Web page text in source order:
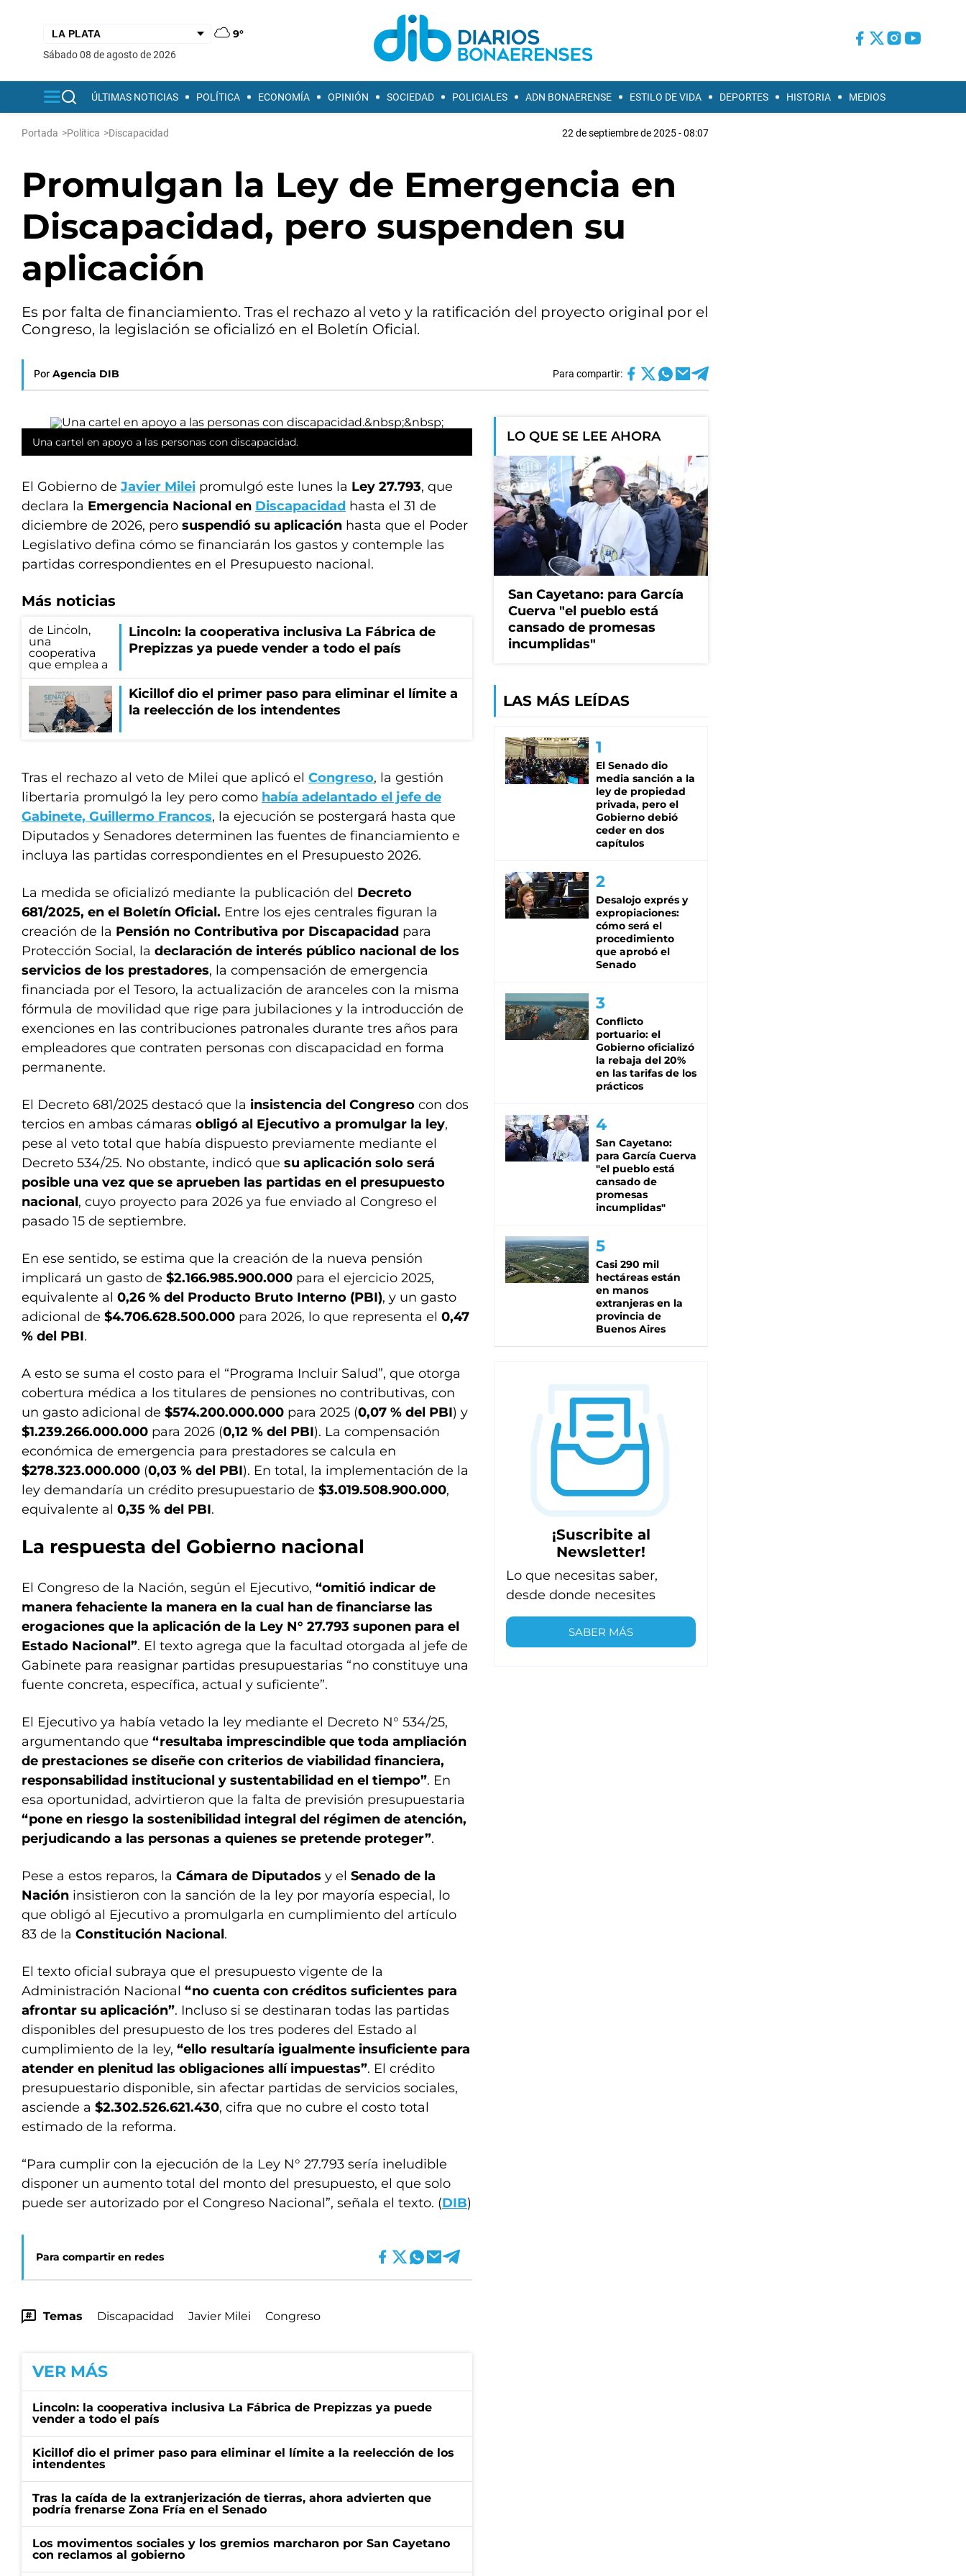
9°
sábado 08 de agosto de 2026
ÚLTIMAS NOTICIAS POLÍTICA ECONOMÍA OPINIÓN SOCIEDAD POLICIALES ADN BONAERENSE ESTILO DE VIDA DEPORTES HISTORIA MEDIOS
Portada >Política >Discapacidad 22 de septiembre de 2025 - 08:07
Promulgan la Ley de Emergencia en
Discapacidad, pero suspenden su
aplicación
Es por falta de financiamiento. Tras el rechazo al veto y la ratificación del proyecto original por el
Congreso, la legislación se oficializó en el Boletín Oficial.
Por Agencia DIB Para compartir:
Una cartel en apoyo a las personas con discapacidad.
El Gobierno de Javier Milei promulgó este lunes la Ley 27.793, que
declara la Emergencia Nacional en Discapacidad hasta el 31 de
diciembre de 2026, pero suspendió su aplicación hasta que el Poder
Legislativo defina cómo se financiarán los gastos y contemple las
partidas correspondientes en el Presupuesto nacional.
Más noticias
Lincoln: la cooperativa inclusiva La Fábrica de
Prepizzas ya puede vender a todo el país
Kicillof dio el primer paso para eliminar el límite a
la reelección de los intendentes
Tras el rechazo al veto de Milei que aplicó el Congreso, la gestión
libertaria promulgó la ley pero como había adelantado el jefe de
Gabinete, Guillermo Francos, la ejecución se postergará hasta que
Diputados y Senadores determinen las fuentes de financiamiento e
incluya las partidas correspondientes en el Presupuesto 2026.
La medida se oficializó mediante la publicación del Decreto
681/2025, en el Boletín Oficial. Entre los ejes centrales figuran la
creación de la Pensión no Contributiva por Discapacidad para
Protección Social, la declaración de interés público nacional de los
servicios de los prestadores, la compensación de emergencia
financiada por el Tesoro, la actualización de aranceles con la misma
fórmula de movilidad que rige para jubilaciones y la introducción de
exenciones en las contribuciones patronales durante tres años para
empleadores que contraten personas con discapacidad en forma
permanente.
El Decreto 681/2025 destacó que la insistencia del Congreso con dos
tercios en ambas cámaras obligó al Ejecutivo a promulgar la ley,
pese al veto total que había dispuesto previamente mediante el
Decreto 534/25. No obstante, indicó que su aplicación solo será
posible una vez que se aprueben las partidas en el presupuesto
nacional, cuyo proyecto para 2026 ya fue enviado al Congreso el
pasado 15 de septiembre.
En ese sentido, se estima que la creación de la nueva pensión
implicará un gasto de $2.166.985.900.000 para el ejercicio 2025,
equivalente al 0,26 % del Producto Bruto Interno (PBI), y un gasto
adicional de $4.706.628.500.000 para 2026, lo que representa el 0,47
% del PBI.
A esto se suma el costo para el “Programa Incluir Salud”, que otorga
cobertura médica a los titulares de pensiones no contributivas, con
un gasto adicional de $574.200.000.000 para 2025 (0,07 % del PBI) y
$1.239.266.000.000 para 2026 (0,12 % del PBI). La compensación
económica de emergencia para prestadores se calcula en
$278.323.000.000 (0,03 % del PBI). En total, la implementación de la
ley demandaría un crédito presupuestario de $3.019.508.900.000,
equivalente al 0,35 % del PBI.
La respuesta del Gobierno nacional
El Congreso de la Nación, según el Ejecutivo, “omitió indicar de
manera fehaciente la manera en la cual han de financiarse las
erogaciones que la aplicación de la Ley N° 27.793 suponen para el
Estado Nacional”. El texto agrega que la facultad otorgada al jefe de
Gabinete para reasignar partidas presupuestarias “no constituye una
fuente concreta, específica, actual y suficiente”.
El Ejecutivo ya había vetado la ley mediante el Decreto N° 534/25,
argumentando que “resultaba imprescindible que toda ampliación
de prestaciones se diseñe con criterios de viabilidad financiera,
responsabilidad institucional y sustentabilidad en el tiempo”. En
esa oportunidad, advirtieron que la falta de previsión presupuestaria
“pone en riesgo la sostenibilidad integral del régimen de atención,
perjudicando a las personas a quienes se pretende proteger”.
Pese a estos reparos, la Cámara de Diputados y el Senado de la
Nación insistieron con la sanción de la ley por mayoría especial, lo
que obligó al Ejecutivo a promulgarla en cumplimiento del artículo
83 de la Constitución Nacional.
El texto oficial subraya que el presupuesto vigente de la
Administración Nacional “no cuenta con créditos suficientes para
afrontar su aplicación”. Incluso si se destinaran todas las partidas
disponibles del presupuesto de los tres poderes del Estado al
cumplimiento de la ley, “ello resultaría igualmente insuficiente para
atender en plenitud las obligaciones allí impuestas”. El crédito
presupuestario disponible, sin afectar partidas de servicios sociales,
asciende a $2.302.526.621.430, cifra que no cubre el costo total
estimado de la reforma.
“Para cumplir con la ejecución de la Ley N° 27.793 sería ineludible
disponer un aumento total del monto del presupuesto, el que solo
puede ser autorizado por el Congreso Nacional”, señala el texto. (DIB)
Para compartir en redes
Temas Discapacidad Javier Milei Congreso
VER MÁS
Lincoln: la cooperativa inclusiva La Fábrica de Prepizzas ya puede
vender a todo el país
Kicillof dio el primer paso para eliminar el límite a la reelección de los
intendentes
Tras la caída de la extranjerización de tierras, ahora advierten que
podría frenarse Zona Fría en el Senado
Los movimentos sociales y los gremios marcharon por San Cayetano
con reclamos al gobierno
LO QUE SE LEE AHORA
San Cayetano: para García
Cuerva "el pueblo está
cansado de promesas
incumplidas"
LAS MÁS LEÍDAS
El Senado dio
media sanción a la
ley de propiedad
privada, pero el
Gobierno debió
ceder en dos
capítulos
Desalojo exprés y
expropiaciones:
cómo será el
procedimiento
que aprobó el
Senado
Conflicto
portuario: el
Gobierno oficializó
la rebaja del 20%
en las tarifas de los
prácticos
San Cayetano:
para García Cuerva
"el pueblo está
cansado de
promesas
incumplidas"
Casi 290 mil
hectáreas están
en manos
extranjeras en la
provincia de
Buenos Aires
¡Suscribite al
Newsletter!
Lo que necesitas saber,
desde donde necesites
SABER MÁS